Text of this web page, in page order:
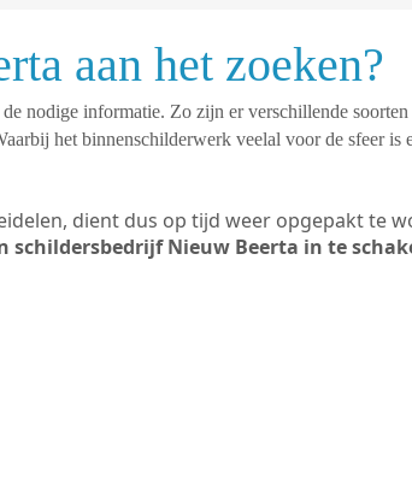
aan het zoeken?
nodige informatie. Zo zijn er verschillende
het binnenschilderwerk veelal voor de sfeer is
dient dus op tijd weer opgepakt te
schildersbedrijf Nieuw Beerta in te